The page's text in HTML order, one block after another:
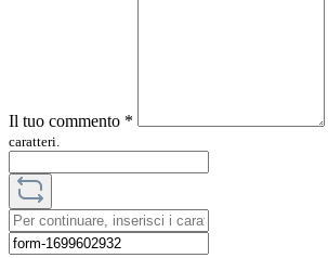
Il tuo commento *
caratteri.